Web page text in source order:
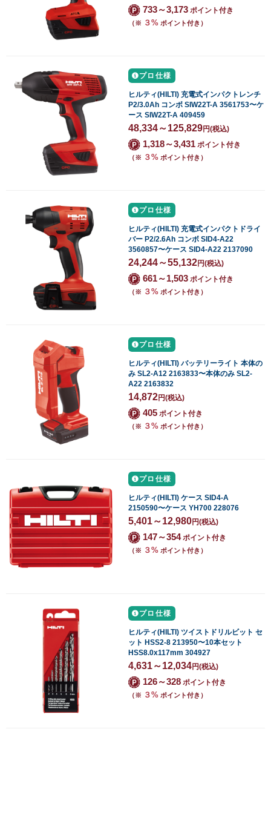
733～3,173 ポイント付き
（※ ３% ポイント付き）
プロ仕様
ヒルティ(HILTI) 充電式インパクトレンチ
P2/3.0Ah コンボ SIW22T-A 3561753〜ケ
ース SIW22T-A 409459
48,334～125,829円(税込)
1,318～3,431 ポイント付き
（※ ３% ポイント付き）
プロ仕様
ヒルティ(HILTI) 充電式インパクトドライ
バー P2/2.6Ah コンボ SID4-A22
3560857〜ケース SID4-A22 2137090
24,244～55,132円(税込)
661～1,503 ポイント付き
（※ ３% ポイント付き）
プロ仕様
ヒルティ(HILTI) バッテリーライト 本体の
み SL2-A12 2163833〜本体のみ SL2-
A22 2163832
14,872円(税込)
405 ポイント付き
（※ ３% ポイント付き）
プロ仕様
ヒルティ(HILTI) ケース SID4-A
2150590〜ケース YH700 228076
5,401～12,980円(税込)
147～354ポイント付き
（※ ３% ポイント付き）
プロ仕様
ヒルティ(HILTI) ツイストドリルビット セ
ット HSS2-8 213950〜10本セット
HSS8.0x117mm 304927
4,631～12,034円(税込)
126～328 ポイント付き
（※ ３% ポイント付き）